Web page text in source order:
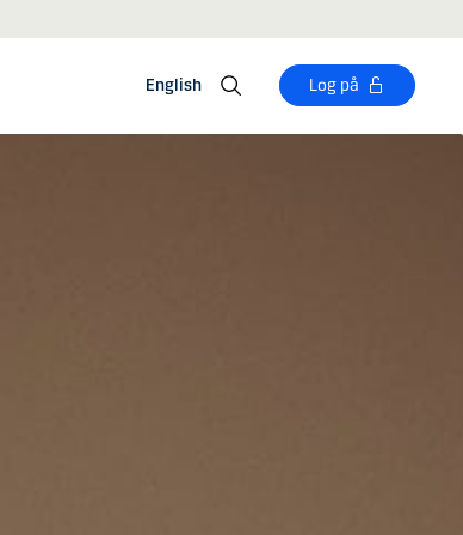
English Log på